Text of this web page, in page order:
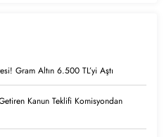
Gram Altın 6.500 TL’yi Aştı
Kanun Teklifi Komisyondan